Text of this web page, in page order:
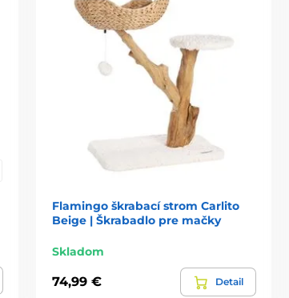
Flamingo škrabací strom Carlito
Beige | Škrabadlo pre mačky
Skladom
74,99 € Detail